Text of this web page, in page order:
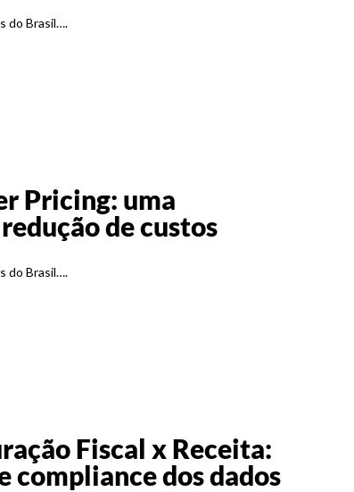
do Brasil….
Pricing: uma
de custos
do Brasil….
Fiscal x Receita:
compliance dos dados